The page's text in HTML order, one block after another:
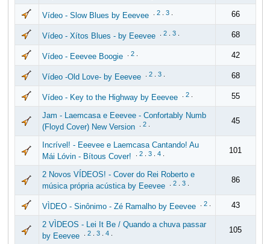
Vídeo - Slow Blues by Eeevee 2. 3. 66
Vídeo - Xítos Blues - by Eeevee 2. 3. 68
Vídeo - Eeevee Boogie 2. 42
Vídeo -Old Love- by Eeevee 2. 3. 68
Vídeo - Key to the Highway by Eeevee 2. 55
Jam - Laemcasa e Eeevee - Confortably Numb
(Floyd Cover) New Version
2. 45
Incrível! - Eeevee e Laemcasa Cantando! Au
Mái Lóvin - Bítous Cover!
2. 3. 4. 101
2 Novos VÍDEOS! - Cover do Rei Roberto e
música própria acústica by Eeevee
2. 3. 86
VÌDEO - Sinônimo - Zé Ramalho by Eeevee 2. 43
2 VÌDEOS - Lei It Be / Quando a chuva passar
by Eeevee
2. 3. 4. 105